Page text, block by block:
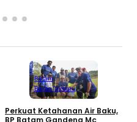
Batam
Berita Terbaru
Perkuat Ketahanan Air Baku,